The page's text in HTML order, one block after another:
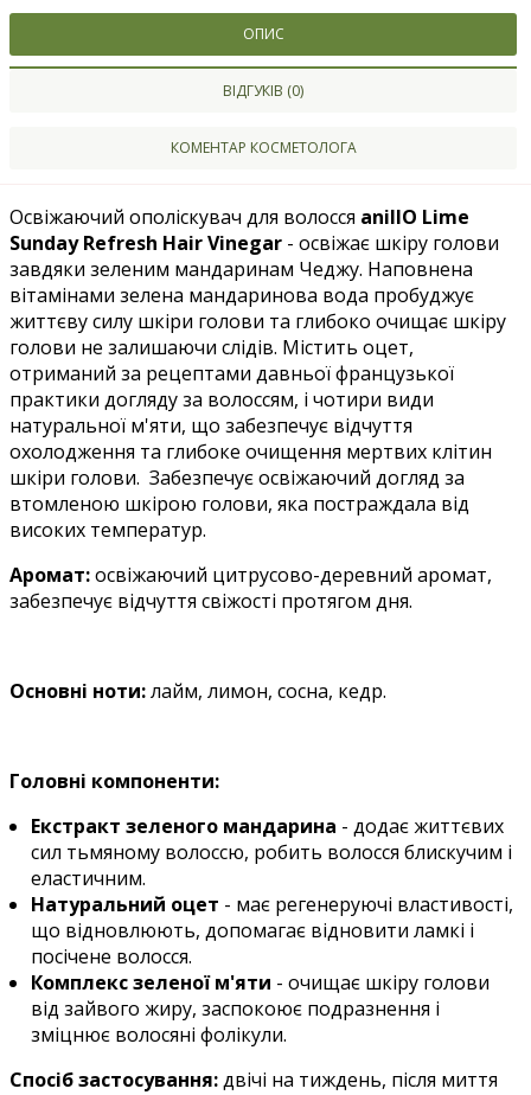
ОПИС
ВІДГУКІВ (0)
КОМЕНТАР КОСМЕТОЛОГА
Освіжаючий ополіскувач для волосся anillO Lime
Sunday Refresh Hair Vinegar - освіжає шкіру голови
завдяки зеленим мандаринам Чеджу. Наповнена
вітамінами зелена мандаринова вода пробуджує
життєву силу шкіри голови та глибоко очищає шкіру
голови не залишаючи слідів. Містить оцет,
отриманий за рецептами давньої французької
практики догляду за волоссям, і чотири види
натуральної м'яти, що забезпечує відчуття
охолодження та глибоке очищення мертвих клітин
шкіри голови. Забезпечує освіжаючий догляд за
втомленою шкірою голови, яка постраждала від
високих температур.
Аромат:освіжаючий цитрусово-деревний аромат,
забезпечує відчуття свіжості протягом дня.
Основні ноти:лайм, лимон, сосна, кедр.
Головні компоненти:
Екстракт зеленого мандарина - додає життєвих
сил тьмяному волоссю, робить волосся блискучим і
еластичним.
Натуральний оцет - має регенеруючі властивості,
що відновлюють, допомагає відновити ламкі і
посічене волосся.
Комплекс зеленої м'яти - очищає шкіру голови
від зайвого жиру, заспокоює подразнення і
зміцнює волосяні фолікули.
Спосіб застосування:двічі на тиждень, після миття